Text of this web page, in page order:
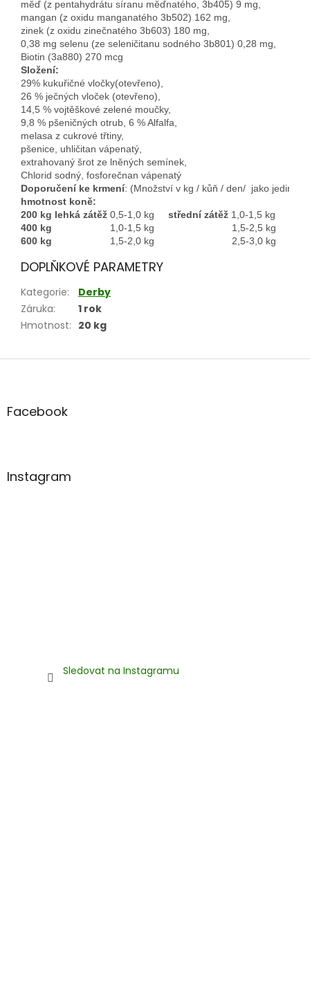
měď (z pentahydrátu síranu měďnatého, 3b405) 9 mg,
mangan (z oxidu manganatého 3b502) 162 mg,
zinek (z oxidu zinečnatého 3b603) 180 mg,
0,38 mg selenu (ze seleničitanu sodného 3b801) 0,28 mg,
Biotin (3a880) 270 mcg
Složení:
29% kukuřičné vločky(otevřeno),
26 % ječných vloček (otevřeno),
14,5 % vojtěškové zelené moučky,
9,8 % pšeničných otrub, 6 % Alfalfa,
melasa z cukrové třtiny,
pšenice, uhličitan vápenatý,
extrahovaný šrot ze lněných semínek,
Chlorid sodný, fosforečnan vápenatý
Doporučení ke krmení: (Množství v kg / kůň / den/  jako jediné
hmotnost koně:
200 kg lehká zátěž 0,5-1,0 kg střední zátěž 1,0-1,5 kg
400 kg
                     1,0-1,5 kg                            1,5-2,5 kg
600 kg
                     1,5-2,0 kg                            2,5-3,0 kg
DOPLŇKOVÉ PARAMETRY
Kategorie:
Derby
Záruka:
1 rok
Hmotnost: 20 kg
Z
aFacebook
Instagram
Sledovat na Instagramu